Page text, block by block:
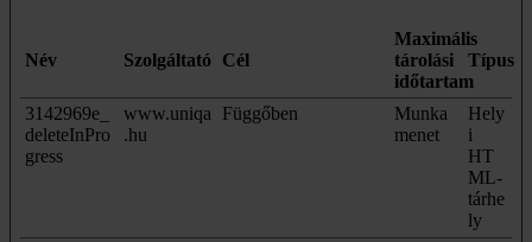
Név Szolgáltató Cél
Maximális
tárolási
időtartam
Típus
3142969e_
deleteInPro
gress
www.uniqa
.hu
Függőben
Munka
menet
Hely
i
HT
ML-
tárhe
ly